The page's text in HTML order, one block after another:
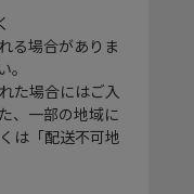
る場合がありま
た場合にはご入
、一部の地域に
は「配送不可地